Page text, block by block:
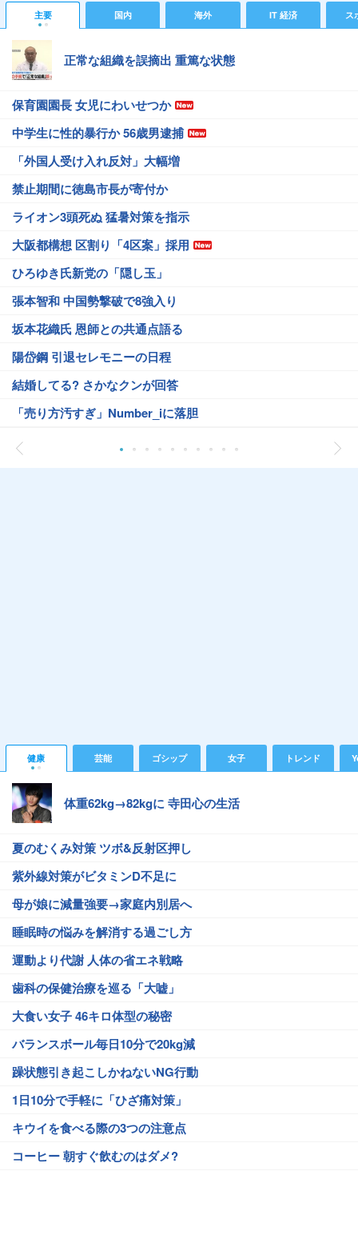
主要 国内 海外 IT 経済 ス
正常な組織を誤摘出 重篤な状態
保育園園長 女児にわいせつか
中学生に性的暴行か 56歳男逮捕
「外国人受け入れ反対」大幅増
禁止期間に徳島市長が寄付か
ライオン3頭死ぬ 猛暑対策を指示
大阪都構想 区割り「4区案」採用
ひろゆき氏新党の「隠し玉」
張本智和 中国勢撃破で8強入り
坂本花織氏 恩師との共通点語る
陽岱鋼 引退セレモニーの日程
結婚してる? さかなクンが回答
「売り方汚すぎ」Number_iに落胆
健康 芸能 ゴシップ 女子 トレンド
体重62kg→82kgに 寺田心の生活
夏のむくみ対策 ツボ&反射区押し
紫外線対策がビタミンD不足に
母が娘に減量強要→家庭内別居へ
睡眠時の悩みを解消する過ごし方
運動より代謝 人体の省エネ戦略
歯科の保健治療を巡る「大嘘」
大食い女子 46キロ体型の秘密
バランスボール毎日10分で20kg減
躁状態引き起こしかねないNG行動
1日10分で手軽に「ひざ痛対策」
キウイを食べる際の3つの注意点
コーヒー 朝すぐ飲むのはダメ?